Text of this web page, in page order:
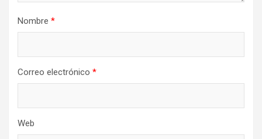
Nombre *
Correo electrónico *
Web